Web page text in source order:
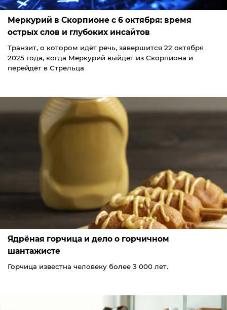
Меркурий в Скорпионе с 6 октября: время
острых слов и глубоких инсайтов
Транзит, о котором идёт речь, завершится 22 октября
2025 года, когда Меркурий выйдет из Скорпиона и
перейдёт в Стрельца
Ядрёная горчица и дело о горчичном
шантажисте
Горчица известна человеку более 3 000 лет.